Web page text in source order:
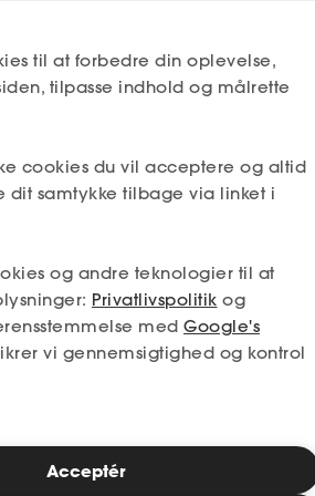
Bliv medlem
til at forbedre din oplevelse,
tilpasse indhold og målrette
cookies du vil acceptere og altid
samtykke tilbage via linket i
og andre teknologier til at
Privatlivspolitik og
med Google's
vi gennemsigtighed og kontrol
Acceptér